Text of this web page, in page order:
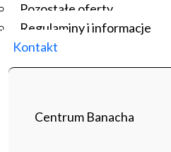
Pozostałe oferty
Regulaminy i informacje
Kontakt
Centrum Banacha